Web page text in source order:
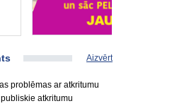
Aizvērt
problēmas ar atkritumu
atkritumu